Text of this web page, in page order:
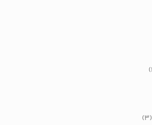
(3)